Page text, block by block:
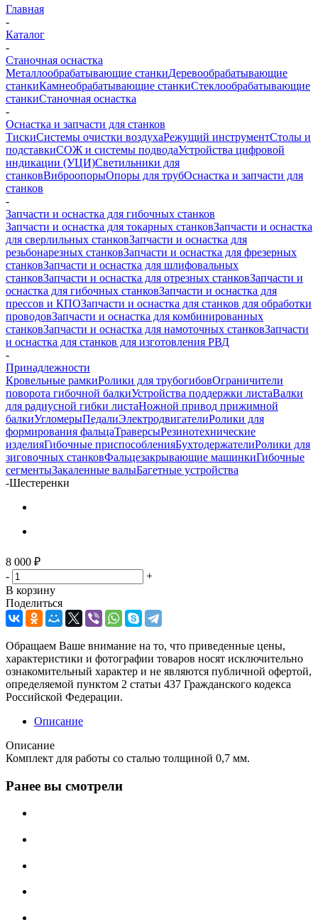
Главная
-
Каталог
-
Станочная оснастка
Металлообрабатывающие станкиДеревообрабатывающие
станкиКамнеобрабатывающие станкиСтеклообрабатывающие
станкиСтаночная оснастка
-
Оснастка и запчасти для станков
ТискиСистемы очистки воздухаРежущий инструментСтолы и
подставкиСОЖ и системы подводаУстройства цифровой
индикации (УЦИ)Светильники для
станковВиброопорыОпоры для трубОснастка и запчасти для
станков
-
Запчасти и оснастка для гибочных станков
Запчасти и оснастка для токарных станковЗапчасти и оснастка
для сверлильных станковЗапчасти и оснастка для
резьбонарезных станковЗапчасти и оснастка для фрезерных
станковЗапчасти и оснастка для шлифовальных
станковЗапчасти и оснастка для отрезных станковЗапчасти и
оснастка для гибочных станковЗапчасти и оснастка для
прессов и КПОЗапчасти и оснастка для станков для обработки
проводовЗапчасти и оснастка для комбинированных
станковЗапчасти и оснастка для намоточных станковЗапчасти
и оснастка для станков для изготовления РВД
-
Принадлежности
Кровельные рамкиРолики для трубогибовОграничители
поворота гибочной балкиУстройства поддержки листаВалки
для радиусной гибки листаНожной привод прижимной
балкиУгломерыПедалиЭлектродвигателиРолики для
формирования фальцаТраверсыРезинотехнические
изделияГибочные приспособленияБухтодержателиРолики для
зиговочных станковФальцезакрывающие машинкиГибочные
сегментыЗакаленные валыБагетные устройства
-Шестеренки
8 000 ₽
-
+
В корзину
Поделиться
Обращаем Ваше внимание на то, что приведенные цены,
характеристики и фотографии товаров носят исключительно
ознакомительный характер и не являются публичной офертой,
определяемой пунктом 2 статьи 437 Гражданского кодекса
Российской Федерации.
Описание
Описание
Комплект для работы со сталью толщиной 0,7 мм.
Ранее вы смотрели